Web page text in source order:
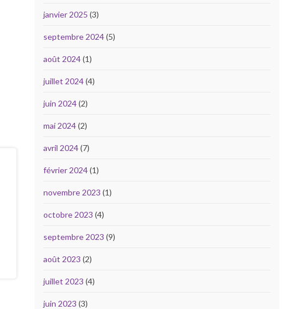
janvier 2025 (3)
septembre 2024(5)
août 2024(1)
juillet 2024(4)
juin 2024(2)
mai 2024(2)
avril 2024(7)
février 2024(1)
novembre 2023 (1)
octobre 2023 (4)
septembre 2023 (9)
août 2023 (2)
juillet 2023 (4)
juin 2023 (3)